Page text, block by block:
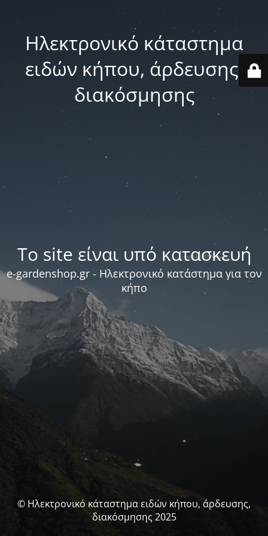
Ηλεκτρονικό κάταστημα
ειδών κήπου, άρδευσης,
διακόσμησης
Το site είναι υπό κατασκευή
e-gardenshop.gr - Ηλεκτρονικό κατάστημα για τον
κήπο
© Ηλεκτρονικό κάταστημα ειδών κήπου, άρδευσης,
διακόσμησης 2025